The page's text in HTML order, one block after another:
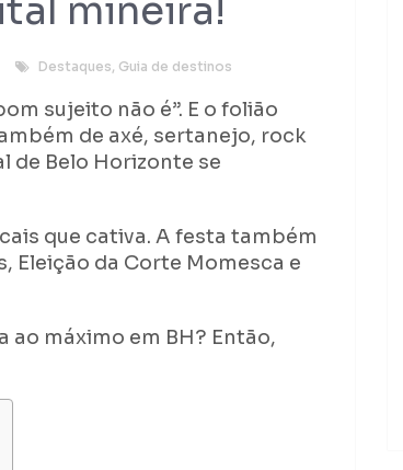
mineira!
Destaques, Guia de destinos
sujeito não é”. E o folião
de axé, sertanejo, rock
de Belo Horizonte se
que cativa. A festa também
Eleição da Corte Momesca e
máximo em BH? Então,